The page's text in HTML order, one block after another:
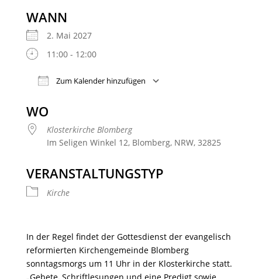
WANN
2. Mai 2027
11:00 - 12:00
Zum Kalender hinzufügen
WO
Klosterkirche Blomberg
Im Seligen Winkel 12, Blomberg, NRW, 32825
VERANSTALTUNGSTYP
Kirche
In der Regel findet der Gottesdienst der evangelisch
reformierten Kirchengemeinde Blomberg
sonntagsmorgs um 11 Uhr in der Klosterkirche statt.